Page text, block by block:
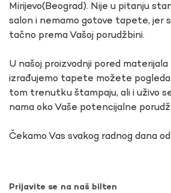
Mirijevo(Beograd). Nije u pitanju
salon i nemamo gotove tapete, jer
tačno prema Vašoj porudžbini.
U našoj proizvodnji pored materijala
izrađujemo tapete možete
tom trenutku štampaju, ali i uživo
nama oko Vaše potencijalne
Čekamo Vas svakog radnog dana
Prijavite se na naš bilten